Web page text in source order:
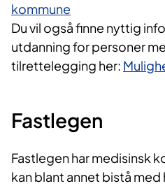
kommune
Du vil også finne nyttig
utdanning for personer
tilrettelegging her:
Fastlegen
Fastlegen har medisinsk
kan blant annet bistå med